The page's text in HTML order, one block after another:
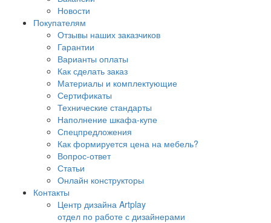
Новости
Покупателям
Отзывы наших заказчиков
Гарантии
Варианты оплаты
Как сделать заказ
Материалы и комплектующие
Сертификаты
Технические стандарты
Наполнение шкафа-купе
Спецпредложения
Как формируется цена на мебель?
Вопрос-ответ
Статьи
Онлайн конструкторы
Контакты
Центр дизайна Artplay
отдел по работе с дизайнерами